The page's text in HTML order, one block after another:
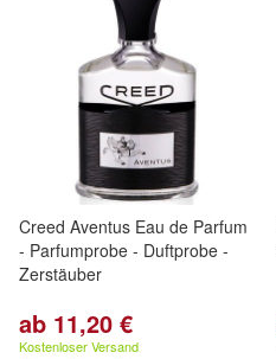
Creed Aventus Eau de Parfum
- Parfumprobe - Duftprobe -
Zerstäuber
ab 11,20 €
Kostenloser Versand